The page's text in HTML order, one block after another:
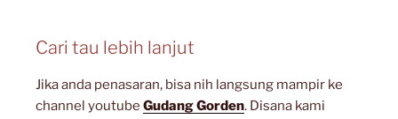
Cari tau lebih lanjut
Jika anda penasaran, bisa nih langsung mampir ke
channel youtube Gudang Gorden. Disana kami